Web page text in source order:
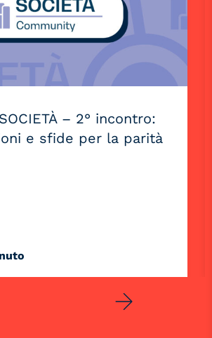
– 2° incontro:
e sfide per la parità